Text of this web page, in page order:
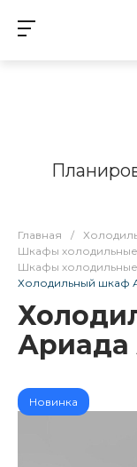
Главная /
Шкафы холодильные
Шкафы
Холодильный шкаф
Ариада
Новинка